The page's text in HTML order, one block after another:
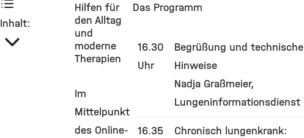
Inhalt:
Hilfen für
den Alltag
und
moderne
Therapien
Im
Mittelpunkt
des Online-
Das Programm
16.30
Uhr
Begrüßung und technische
Hinweise
Nadja Graßmeier,
Lungeninformationsdienst
16.35
Chronisch lungenkrank: